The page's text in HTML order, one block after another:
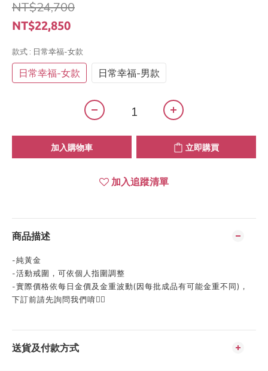
NT$24,700
NT$22,850
款式 : 日常幸福-女款
日常幸福-女款 日常幸福-男款
加入購物車 立即購買
加入追蹤清單
商品描述
-純黃金
-活動戒圍，可依個人指圍調整
-實際價格依每日金價及金重波動(因每批成品有可能金重不同)，
下訂前請先詢問我們唷👍🏻
送貨及付款方式